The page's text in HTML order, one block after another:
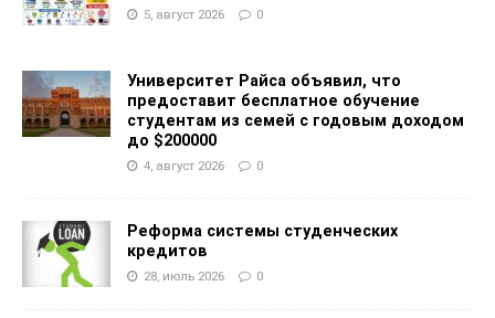
5, август 2026 0
Университет Райса объявил, что
предоставит бесплатное обучение
студентам из семей с годовым доходом
до $200000
4, август 2026 0
Реформа системы студенческих
кредитов
28, июль 2026 0